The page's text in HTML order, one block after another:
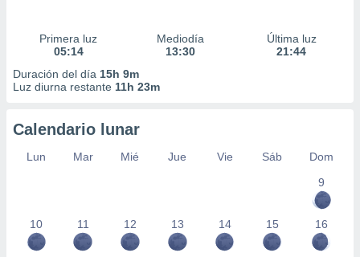
Primera luz
05:14
Mediodía
13:30
Última luz
21:44
Duración del día 15h 9m
Luz diurna restante 11h 23m
Calendario lunar
Lun Mar Mié Jue Vie Sáb
Dom
9
10 11 12 13 14 15 16